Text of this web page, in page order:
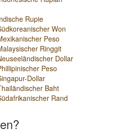
Rupie
Won
Peso
Ringgit
Dollar
Peso
Dollar
Baht
Rand